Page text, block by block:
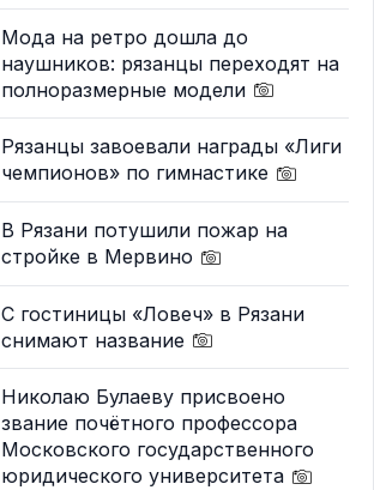
Мода на ретро дошла до
наушников: рязанцы переходят на
полноразмерные модели
Рязанцы завоевали награды «Лиги
чемпионов» по гимнастике
В Рязани потушили пожар на
стройке в Мервино
С гостиницы «Ловеч» в Рязани
снимают название
Николаю Булаеву присвоено
звание почётного профессора
Московского государственного
юридического университета